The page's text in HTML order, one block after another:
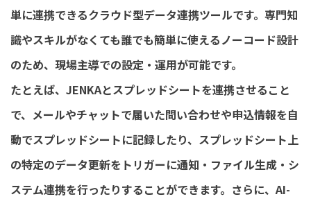
単に連携できるクラウド型データ連携ツールです。専門知
識やスキルがなくても誰でも簡単に使えるノーコード設計
のため、現場主導での設定・運用が可能です。
たとえば、JENKAとスプレッドシートを連携させること
で、メールやチャットで届いた問い合わせや申込情報を自
動でスプレッドシートに記録したり、スプレッドシート上
の特定のデータ更新をトリガーに通知・ファイル生成・シ
ステム連携を行ったりすることができます。さらに、AI-